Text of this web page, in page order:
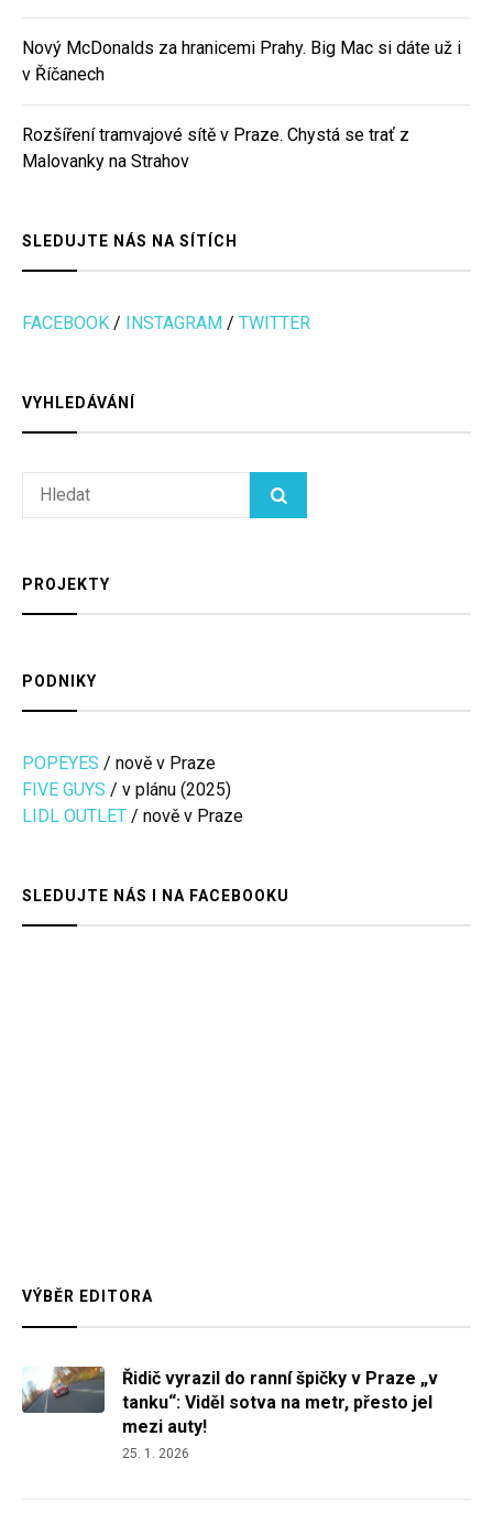
Nový McDonalds za hranicemi Prahy. Big Mac si dáte už i
v Říčanech
Rozšíření tramvajové sítě v Praze. Chystá se trať z
Malovanky na Strahov
SLEDUJTE NÁS NA SÍTÍCH
FACEBOOK / INSTAGRAM / TWITTER
VYHLEDÁVÁNÍ
Search
HLEDAT
PROJEKTY
PODNIKY
POPEYES / nově v Praze
FIVE GUYS / v plánu (2025)
LIDL OUTLET / nově v Praze
SLEDUJTE NÁS I NA FACEBOOKU
VÝBĚR EDITORA
Řidič vyrazil do ranní špičky v Praze „v
tanku“: Viděl sotva na metr, přesto jel
mezi auty!
25. 1. 2026